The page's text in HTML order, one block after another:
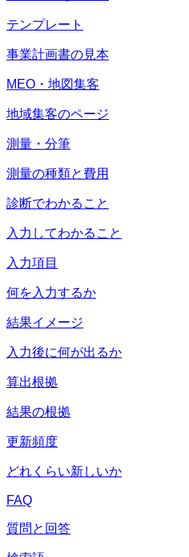
テンプレート
事業計画書の見本
MEO・地図集客
地域集客のページ
測量・分筆
測量の種類と費用
診断でわかること
入力してわかること
入力項目
何を入力するか
結果イメージ
入力後に何が出るか
算出根拠
結果の根拠
更新頻度
どれくらい新しいか
FAQ
質問と回答